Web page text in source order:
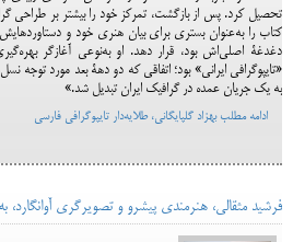
تحصیل کرد. پس از بازگشت، تمرکز خود را بیشتر بر طراحی
کتاب را به‌عنوان بستری برای بیان هنری خود و دستاوردهایش
دغدغۀ اصلی‌اش بود، قرار دهد. او به‌نوعی آغازگر
«تایپوگرافی ایرانی» بود؛ اتفاقی که دو دهۀ بعد مورد توجه
به یک جریان عمده در گرافیک ایران تبدیل شد.»
ادامه مطلب بهزاد گلپایگانی، طلایه‌دار تایپوگرافی فارسی
فرشید مثقالی، هنرمندی پیشرو و تصویرگری آوانگارد، به بهانه ۷۸امین سالروز